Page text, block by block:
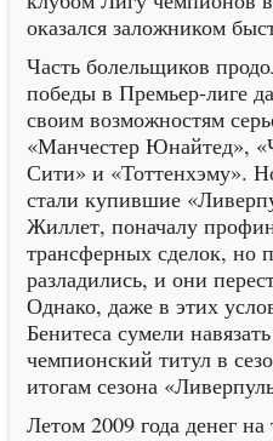
оказался заложником
Часть болельщиков
победы в Премьер-лиге
своим возможностям
«Манчестер Юнайтед»,
Сити» и «Тоттенхэму».
стали купившие
Жиллет, поначалу
трансферных сделок, но
разладились, и они
Однако, даже в этих
Бенитеса сумели
чемпионский титул в
итогам сезона
Летом 2009 года денег